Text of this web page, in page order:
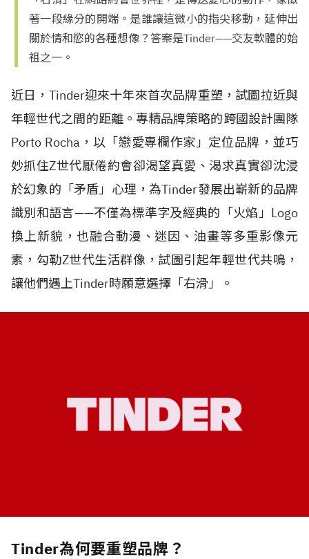
著一段緣分的開端。是誰讓這微小的指尖移動，延伸出
關於情和慾的各種想像？答案是Tinder——交友軟體的始
祖之一。
近日，Tinder迎來十年來首次品牌重塑，試圖拉近與
年輕世代之間的距離。專精品牌策略的跨國設計團隊
Porto Rocha，以「戀愛專欄作家」定位品牌，並巧
妙抓住Z世代厭倦約會卻渴望真愛、渴求真實卻沈浸
於幻象的「矛盾」心理，為Tinder發展出嶄新的品牌
識別和語言——不僅為標準字及經典的「火焰」Logo
換上新貌，也融合動漫、迷因、油畫等多重影像元
素，勾勒Z世代生活群像，試圖引起年輕世代共鳴，
讓他們遇上Tinder時願意選擇「右滑」。
Tinder為何要重塑品牌？